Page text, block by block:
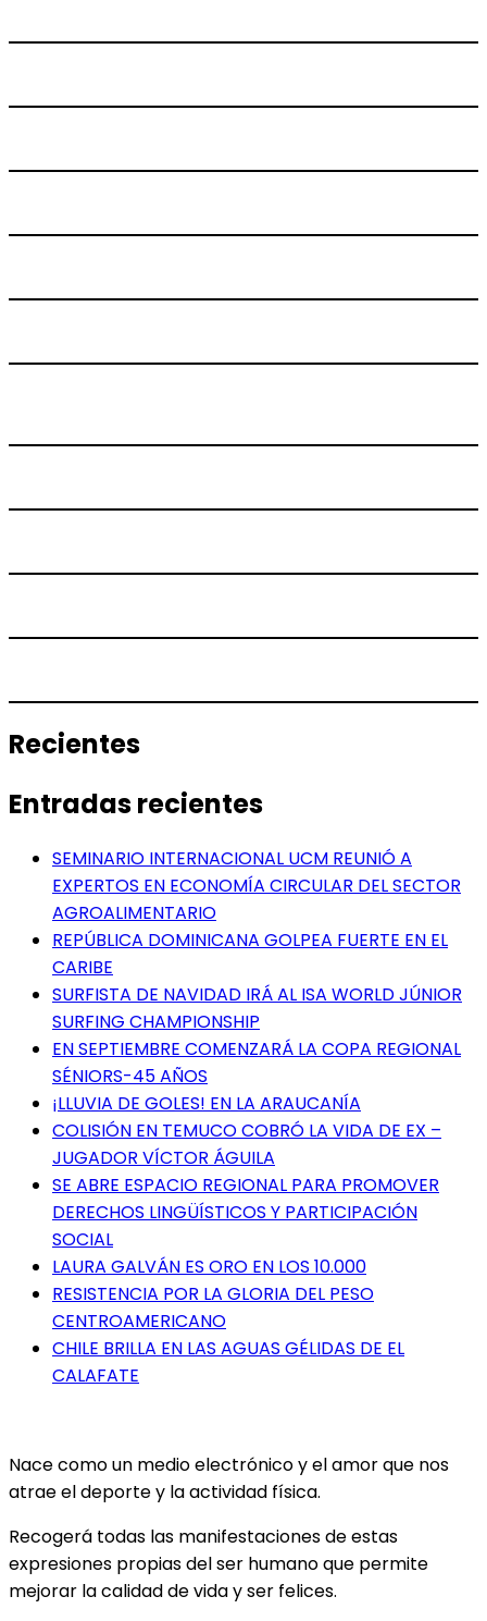
Recientes
Entradas recientes
SEMINARIO INTERNACIONAL UCM REUNIÓ A
EXPERTOS EN ECONOMÍA CIRCULAR DEL SECTOR
AGROALIMENTARIO
REPÚBLICA DOMINICANA GOLPEA FUERTE EN EL
CARIBE
SURFISTA DE NAVIDAD IRÁ AL ISA WORLD JÚNIOR
SURFING CHAMPIONSHIP
EN SEPTIEMBRE COMENZARÁ LA COPA REGIONAL
SÉNIORS-45 AÑOS
¡LLUVIA DE GOLES! EN LA ARAUCANÍA
COLISIÓN EN TEMUCO COBRÓ LA VIDA DE EX –
JUGADOR VÍCTOR ÁGUILA
SE ABRE ESPACIO REGIONAL PARA PROMOVER
DERECHOS LINGÜÍSTICOS Y PARTICIPACIÓN
SOCIAL
LAURA GALVÁN ES ORO EN LOS 10.000
RESISTENCIA POR LA GLORIA DEL PESO
CENTROAMERICANO
CHILE BRILLA EN LAS AGUAS GÉLIDAS DE EL
CALAFATE
Nace como un medio electrónico y el amor que nos
atrae el deporte y la actividad física.
Recogerá todas las manifestaciones de estas
expresiones propias del ser humano que permite
mejorar la calidad de vida y ser felices.